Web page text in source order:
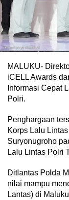
MALUKU-
iCELL Awards
Informasi Cepat
Polri.
Penghargaan
Korps Lalu
Suryonugroho
Lalu Lintas Polri
Ditlantas Polda
nilai mampu
Lantas) di